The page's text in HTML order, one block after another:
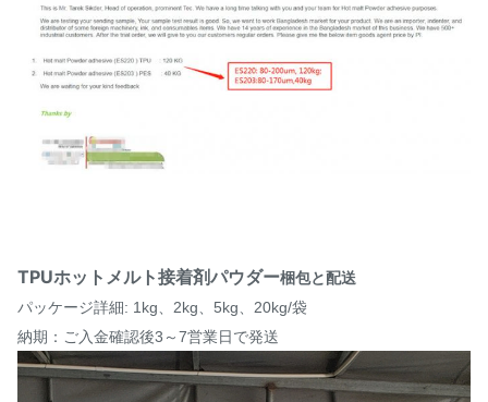
TPUホットメルト接着剤パウダー梱包と配送
パッケージ詳細: 1kg、2kg、5kg、20kg/袋
納期：ご入金確認後3～7営業日で発送